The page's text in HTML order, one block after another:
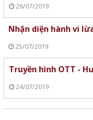
26/07/2019
Nhận diện hành vi
25/07/2019
Truyền hình OTT -
24/07/2019